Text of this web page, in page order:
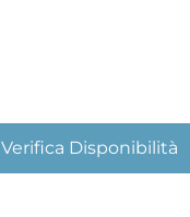
Verifica Disponibilità